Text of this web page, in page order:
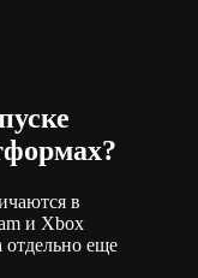
в
и Xbox
отдельно еще